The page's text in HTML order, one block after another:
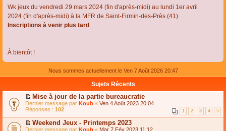
Wk jeux du vendredi 29 mars 2024 (fin d'après-midi) au lundi 1er avril
2024 (fin d'après-midi) à la MFR de Saint-Firmin-des-Près (41)
Inscriptions à venir plus tard
À bientôt !
Nous sommes actuellement le Ven 7 Août 2026 20:47
Sujets Récents
C
o
n
s
u
Mise à jour de la partie bureaucratie
Dernier message par Koub « Ven 4 Août 2023 20:04
Réponses : 102 1 2 3 4 5
C
Weekend Jeux - Printemps 2023
Dernier message par Koub « Mar 7 Fév 2023 11:12